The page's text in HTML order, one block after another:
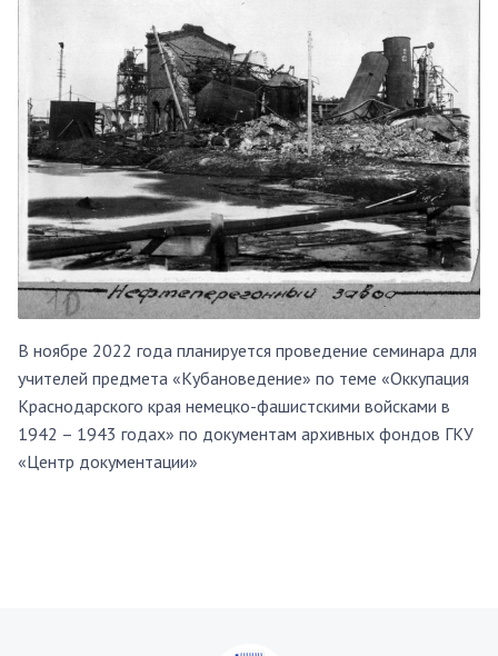
В ноябре 2022 года планируется проведение семинара для
учителей предмета «Кубановедение» по теме «Оккупация
Краснодарского края немецко-фашистскими войсками в
1942 – 1943 годах» по документам архивных фондов ГКУ
«Центр документации»